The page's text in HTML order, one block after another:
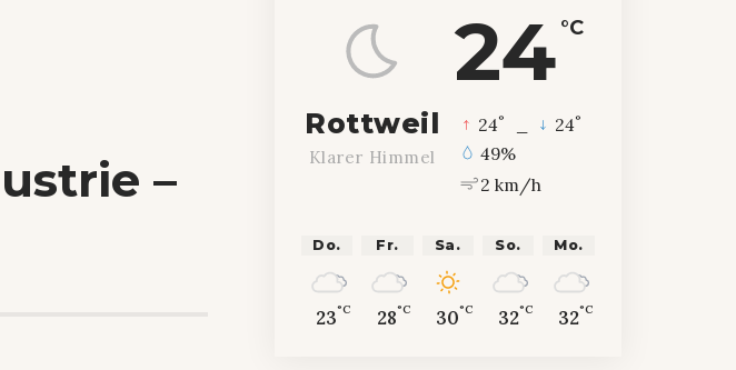
–
24 °C
Rottweil
Klarer Himmel
24° 24°
49%
2 km/h
Do.
23°C
Fr.
28°C
Sa.
30°C
So.
32°C
Mo.
32°C